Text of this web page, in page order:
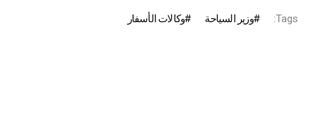
Tags: وزير السياحة وكالات الأسفار